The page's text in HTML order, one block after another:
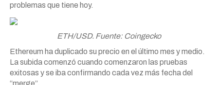
problemas que tiene hoy.
ETH/USD. Fuente: Coingecko
Ethereum ha duplicado su precio en el último mes y medio.
La subida comenzó cuando comenzaron las pruebas
exitosas y se iba confirmando cada vez más fecha del
“merge”.